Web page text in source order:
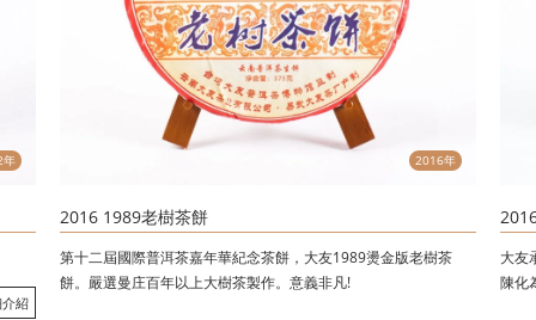
年
紹
2016年
2016 1989老樹茶餅
第十二屆國際普洱茶嘉年華紀念茶餅，大友1989燙金版老樹茶
餅。嚴選曼庄百年以上大樹茶製作。意義非凡!
大友
陳化